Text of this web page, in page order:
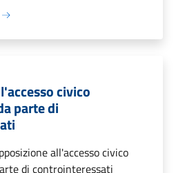
civico
parte di
all'accesso civico
di controinteressati